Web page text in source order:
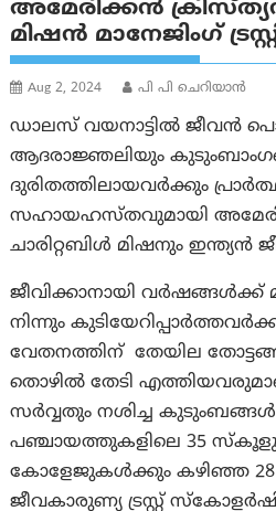
അമേരിക്കൻ
മിഷൻ മാനേജിംഗ്
Aug 2, 2024 പി പി ചെറിയാൻ
ഡാലസ് വയനാട്ടിൽ ജീവൻ
ആദരാജ്ഞലിയും
ദുരിതത്തിലായവർക്കും
സഹായഹസ്തവുമായി
ചാരിറ്റബിൾ മിഷനും ഇന്ത്യൻ
ജീവിക്കാനായി വർഷങ്ങൾക്ക്
നിന്നും
വേതനത്തിന് തേയില
തൊഴിൽ തേടി
സർവ്വതും നശിച്ച കുടുംബങ്ങൾ.
പഞ്ചായത്തുകളിലെ 35
കോളേജുകൾക്കും കഴിഞ്ഞ 28
ജീവകാരുണ്യ ട്രസ്റ്റ്